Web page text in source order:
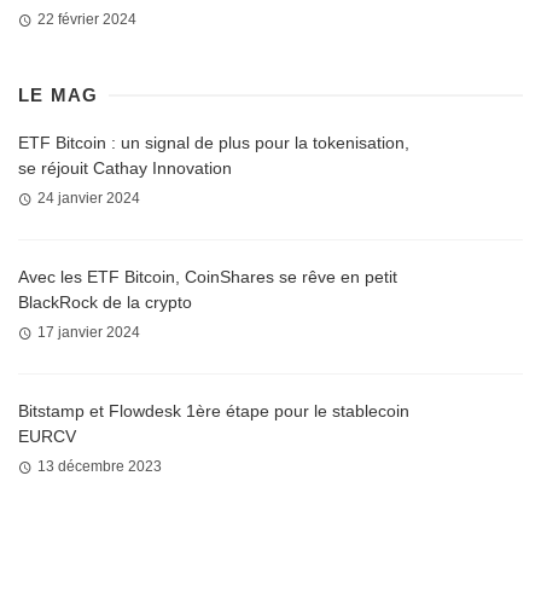
22 février 2024
LE MAG
ETF Bitcoin : un signal de plus pour la tokenisation,
se réjouit Cathay Innovation
24 janvier 2024
Avec les ETF Bitcoin, CoinShares se rêve en petit
BlackRock de la crypto
17 janvier 2024
Bitstamp et Flowdesk 1ère étape pour le stablecoin
EURCV
13 décembre 2023